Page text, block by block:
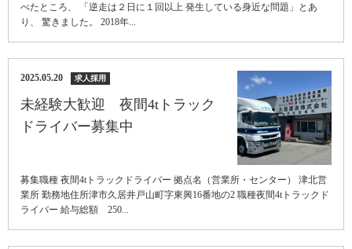
べたところ、 「逆走は２日に１回以上 発生している身近な問題」とあ
り、 驚きました。 2018年...
2025.05.20 求人採用
未経験大歓迎 夜間4tトラック
ドライバー募集中
募集職種 夜間4tトラックドライバー 拠点名（営業所・センター） 津北営
業所 勤務地住所津市久居井戸山町字東興16番地の2 職種夜間4tトラックド
ライバー 給与総額 250...